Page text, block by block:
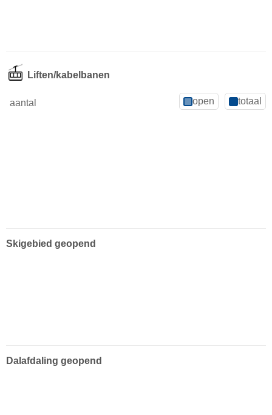
Liften/kabelbanen
aantal open totaal
Skigebied geopend
Dalafdaling geopend